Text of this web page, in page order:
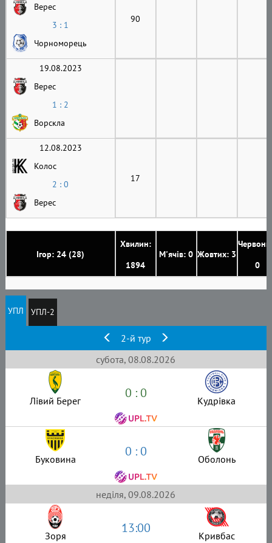
Ігор: 24 (28)
Хвилин:
1894
М'ячів: 0 Жовтих: 3
0
Верес
3 : 1
Чорноморець
90
19.08.2023
Верес
1 : 2
Ворскла
12.08.2023
Колос
2 : 0
Верес
17
УПЛ УПЛ-2
2-й тур
субота, 08.08.2026
Лівий Берег 0 : 0 Кудрівка
Буковина 0 : 0 Оболонь
неділя, 09.08.2026
Зоря 13:00 Кривбас